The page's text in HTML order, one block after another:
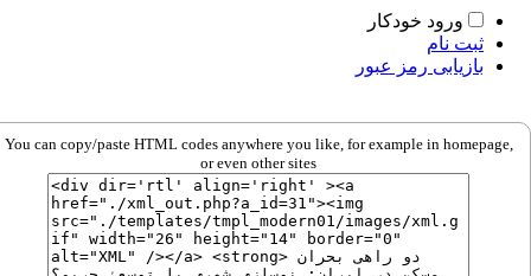
ورود خودکار
نام
رمز عبور
You can copy/paste HTML codes anywhere you like, for example in
or even other sites